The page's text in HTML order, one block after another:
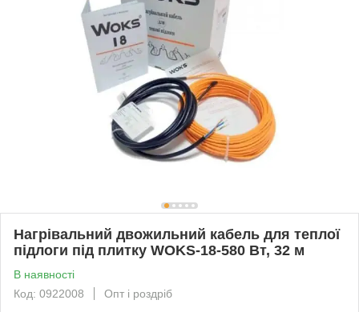
Нагрівальний двожильний кабель для теплої
підлоги під плитку WOKS-18-580 Вт, 32 м
В наявності
Код: 0922008
Опт і роздріб